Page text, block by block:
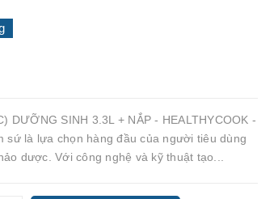
DƯỠNG SINH 3.3L + NẮP - HEALTHYCOOK -
sứ là lựa chọn hàng đầu của người tiêu dùng
dược. Với công nghệ và kỹ thuật tạo...